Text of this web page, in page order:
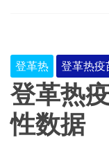
登革热 登革热疫
登革热
性数据